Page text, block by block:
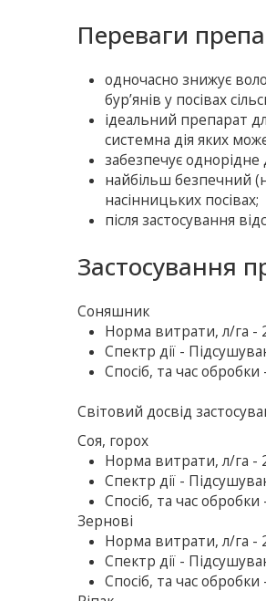
Переваги
одночасно знижує
бур’янів у посівах
ідеальний препарат
системна дія яких
забезпечує однорідне
найбільш безпечний
насінницьких посівах;
після застосування
Застосування
Соняшник
Норма витрати, л/га -
Спектр дії -
Спосіб, та час обробки
Світовий досвід
Соя, горох
Норма витрати, л/га -
Спектр дії -
Спосіб, та час обробки
Зернові
Норма витрати, л/га -
Спектр дії -
Спосіб, та час обробки